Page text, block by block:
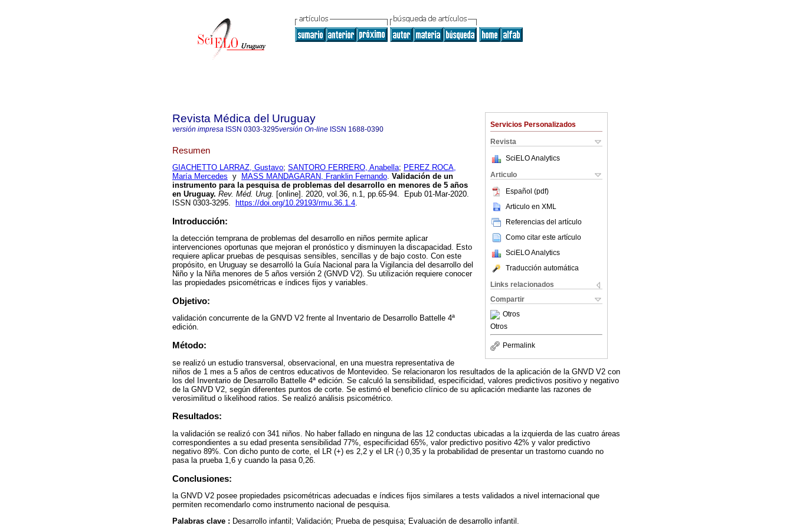
Servicios Personalizados
Revista
SciELO Analytics
Articulo
Español (pdf)
Articulo en XML
Referencias del artículo
Como citar este artículo
SciELO Analytics
Traducción automática
Links relacionados
Compartir
Otros
Otros
Permalink
Revista Médica del Uruguay
versión impresa ISSN 0303-3295versión On-line ISSN 1688-0390
Resumen
GIACHETTO LARRAZ, Gustavo; SANTORO FERRERO, Anabella; PEREZ ROCA,
María Mercedes y MASS MANDAGARAN, Franklin Fernando. Validación de un
instrumento para la pesquisa de problemas del desarrollo en menores de 5 años
en Uruguay. Rev. Méd. Urug. [online]. 2020, vol.36, n.1, pp.65-94. Epub 01-Mar-2020.
ISSN 0303-3295.
https://doi.org/10.29193/rmu.36.1.4.
Introducción:
la detección temprana de problemas del desarrollo en niños permite aplicar
intervenciones oportunas que mejoran el pronóstico y disminuyen la discapacidad. Esto
requiere aplicar pruebas de pesquisas sensibles, sencillas y de bajo costo. Con este
propósito, en Uruguay se desarrolló la Guía Nacional para la Vigilancia del desarrollo del
Niño y la Niña menores de 5 años versión 2 (GNVD V2). Su utilización requiere conocer
las propiedades psicométricas e índices fijos y variables.
Objetivo:
validación concurrente de la GNVD V2 frente al Inventario de Desarrollo Battelle 4ª
edición.
Método:
se realizó un estudio transversal, observacional, en una muestra representativa de
niños de 1 mes a 5 años de centros educativos de Montevideo. Se relacionaron los resultados de la aplicación de la GNVD V2 con
los del Inventario de Desarrollo Battelle 4ª edición. Se calculó la sensibilidad, especificidad, valores predictivos positivo y negativo
de la GNVD V2, según diferentes puntos de corte. Se estimó el beneficio clínico de su aplicación mediante las razones de
verosimilitud o likelihood ratios. Se realizó análisis psicométrico.
Resultados:
la validación se realizó con 341 niños. No haber fallado en ninguna de las 12 conductas ubicadas a la izquierda de las cuatro áreas
correspondientes a su edad presenta sensibilidad 77%, especificidad 65%, valor predictivo positivo 42% y valor predictivo
negativo 89%. Con dicho punto de corte, el LR (+) es 2,2 y el LR (-) 0,35 y la probabilidad de presentar un trastorno cuando no
pasa la prueba 1,6 y cuando la pasa 0,26.
Conclusiones:
la GNVD V2 posee propiedades psicométricas adecuadas e índices fijos similares a tests validados a nivel internacional que
permiten recomendarlo como instrumento nacional de pesquisa.
Palabras clave : Desarrollo infantil; Validación; Prueba de pesquisa; Evaluación de desarrollo infantil.